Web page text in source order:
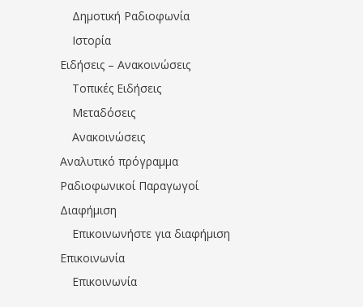
Δημοτική Ραδιοφωνία
Ιστορία
Ειδήσεις – Ανακοινώσεις
Τοπικές Ειδήσεις
Μεταδόσεις
Ανακοινώσεις
Αναλυτικό πρόγραμμα
Ραδιοφωνικοί Παραγωγοί
Διαφήμιση
Επικοινωνήστε για διαφήμιση
Επικοινωνία
Επικοινωνία